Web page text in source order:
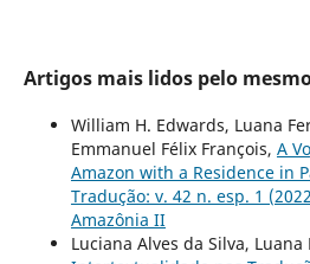
Artigos mais lidos pelo
William H. Edwards, Luana
Emmanuel Félix François, A
Amazon with a Residence in
Tradução: v. 42 n. esp. 1
Amazônia II
Luciana Alves da Silva,